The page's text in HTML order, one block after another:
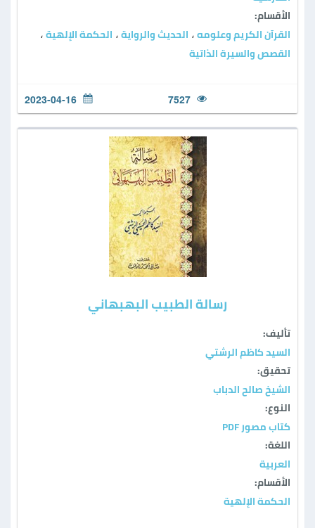
الأقسام:
القرآن الكريم وعلومه ، الحديث والرواية ، الحكمة الإلهية ،
القصص والسيرة الذاتية
7527
2023-04-16
رسالة الطبيب البهبهاني
تأليف:
السيد كاظم الرشتي
تحقيق:
الشيخ صالح الدباب
النوع:
كتاب مصور PDF
اللغة:
العربية
الأقسام:
الحكمة الإلهية